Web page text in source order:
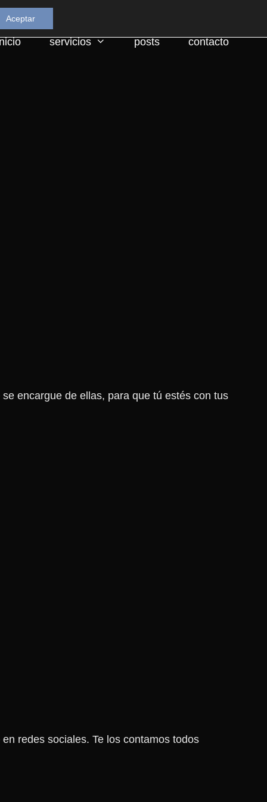
servicios posts contacto
encargue de ellas, para que tú estés con tus
redes sociales. Te los contamos todos
Aceptar